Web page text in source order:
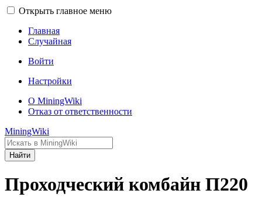
Открыть главное меню
Главная
Случайная
Войти
Настройки
О MiningWiki
Отказ от ответственности
MiningWiki
Найти
Проходческий комбайн П220